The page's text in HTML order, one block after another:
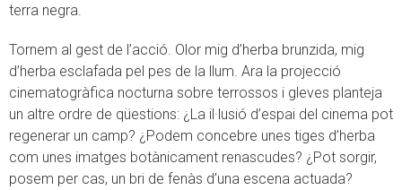
terra negra.
Tornem al gest de l’acció. Olor mig d’herba brunzida, mig
d’herba esclafada pel pes de la llum. Ara la projecció
cinematogràfica nocturna sobre terrossos i gleves planteja
un altre ordre de qüestions: ¿La il·lusió d’espai del cinema pot
regenerar un camp? ¿Podem concebre unes tiges d’herba
com unes imatges botànicament renascudes? ¿Pot sorgir,
posem per cas, un bri de fenàs d’una escena actuada?